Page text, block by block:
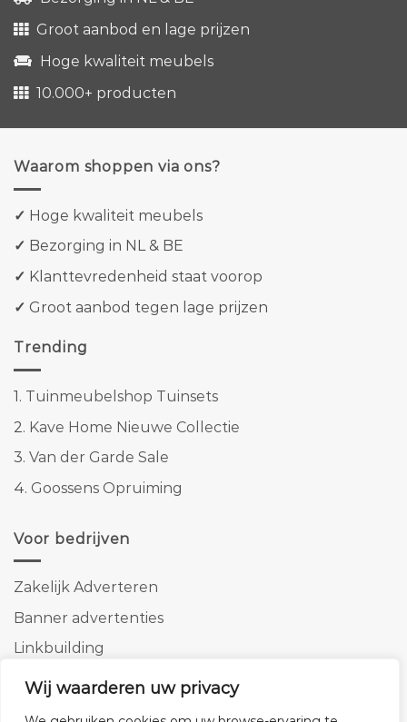
Wij waarderen uw privacy
Groot aanbod en lage prijzen
Hoge kwaliteit meubels
10.000+ producten
Waarom shoppen via ons?
✓ Hoge kwaliteit meubels
✓ Bezorging in NL & BE
✓ Klanttevredenheid staat voorop
✓ Groot aanbod tegen lage prijzen
Trending
1. Tuinmeubelshop Tuinsets
2. Kave Home Nieuwe Collectie
3. Van der Garde Sale
4. Goossens Opruiming
Voor bedrijven
Zakelijk Adverteren
Banner advertenties
Linkbuilding
SEO copywriting